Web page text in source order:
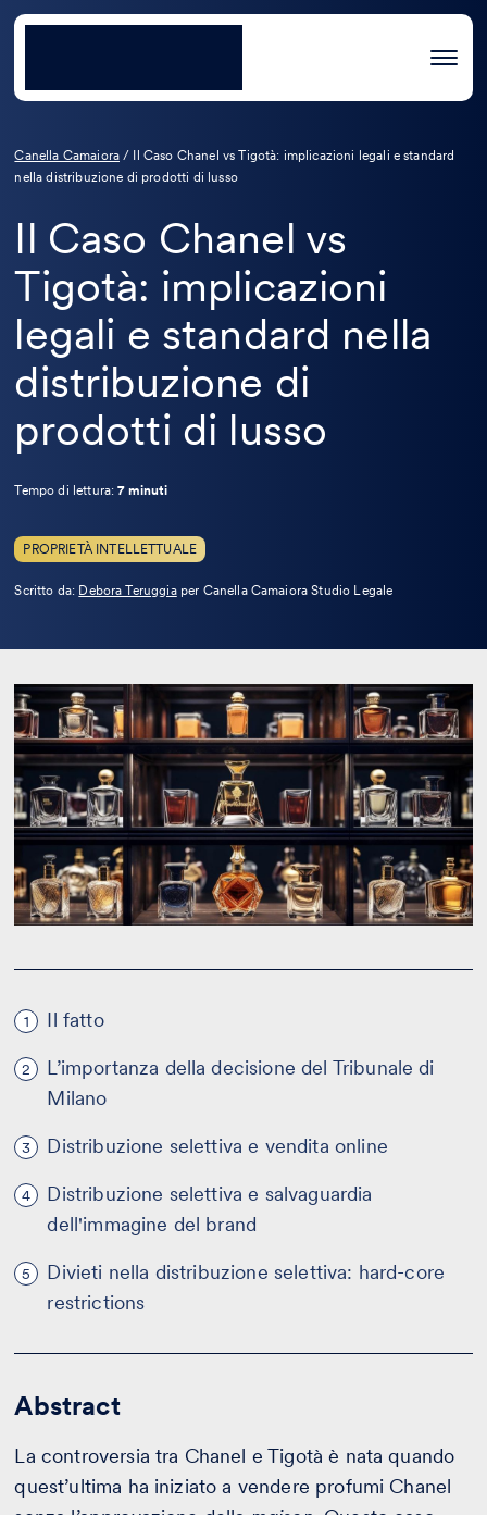
Canella Camaiora /
Il Caso Chanel vs Tigotà: implicazioni legali e standard
nella distribuzione di prodotti di lusso
Il Caso Chanel vs
Tigotà: implicazioni
legali e standard nella
distribuzione di
prodotti di lusso
Tempo di lettura:7 minuti
PROPRIETÀ INTELLETTUALE
Scritto da: Debora TeruggiaLeggi
per Canella Camaiora Studio Legale
1 Il fatto
2
L’importanza della decisione del Tribunale di
Milano
3 Distribuzione selettiva e vendita online
4
Distribuzione selettiva e salvaguardia
dell'immagine del brand
5
Divieti nella distribuzione selettiva: hard-core
restrictions
Abstract
La controversia tra Chanel e Tigotà è nata quando
quest’ultima ha iniziato a vendere profumi Chanel